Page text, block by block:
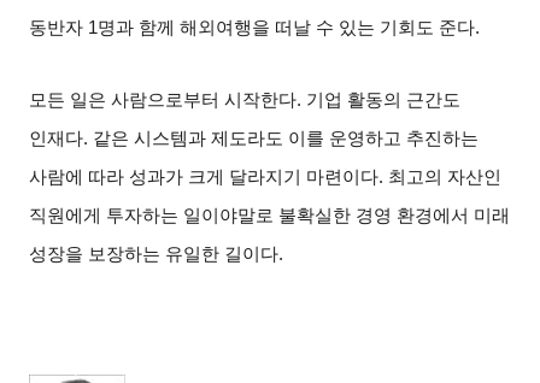
동반자 1명과 함께 해외여행을 떠날 수 있는 기회도 준다.
모든 일은 사람으로부터 시작한다. 기업 활동의 근간도
인재다. 같은 시스템과 제도라도 이를 운영하고 추진하는
사람에 따라 성과가 크게 달라지기 마련이다. 최고의 자산인
직원에게 투자하는 일이야말로 불확실한 경영 환경에서 미래
성장을 보장하는 유일한 길이다.